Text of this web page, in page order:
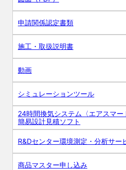
申請関係認定書類
施工・取扱説明書
動画
シミュレーションツール
24時間換気システム〈エアスマー
簡易設計見積ソフト
R&Dセンター環境測定・分析サー
商品マスター申し込み